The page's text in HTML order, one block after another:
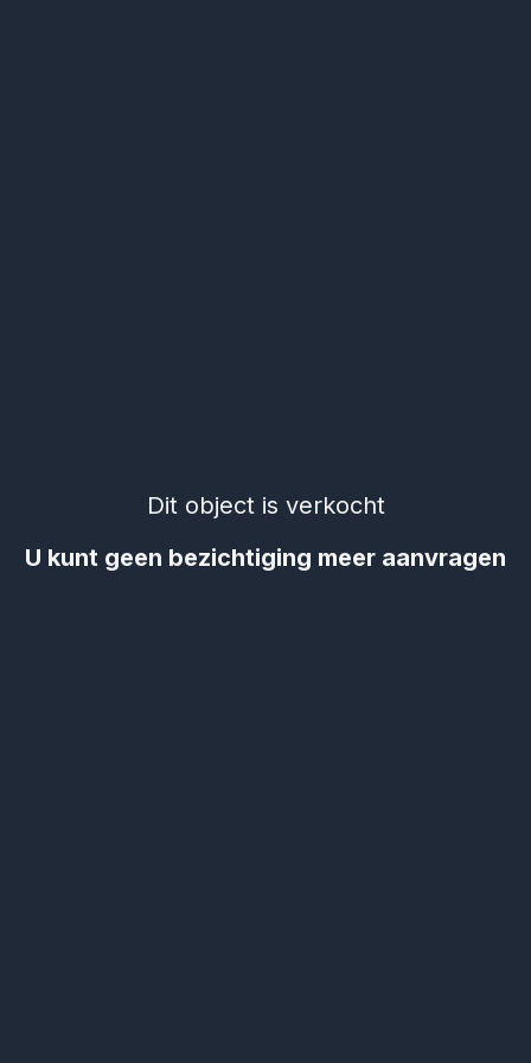
Dit object is verkocht
U kunt geen bezichtiging meer aanvragen